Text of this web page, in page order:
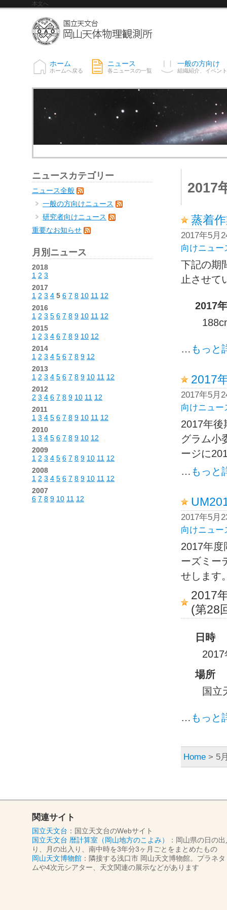
本文へ
ホーム
ホームへ戻る
ニュース
各ニュースの一覧
一般の方向け
組織紹介、イベン
2017
蒸着
2017年5月
向けニュー
下記の期
止させて
2017
… もっと
2017
2017年5月
向けニュー
2017年後
グラム小
ージに
… もっと
2017年5月
向けニュー
2017年度
ーズミー
せします
2017
(第28
日時
場所
国立
… もっと
Home > 5
ニュースカテゴリー
ニュース全般
一般の方向けニュース
研究者向けニュース
重要なお知らせ
月別ニュース
2018
1 2 3
2017
1 2 3 4 5 6 7 8 10 11 12
2016
1 2 3 5 6 7 8 9 10 11 12
2015
1 2 3 4 6 7 8 9 10 12
2014
1 2 3 4 5 6 7 8 9 12
2013
1 2 3 4 5 6 7 8 9 10 11 12
2012
2 3 4 6 7 8 9 10 11 12
2011
1 3 4 5 6 7 8 9 10 11 12
2010
1 3 4 5 6 7 8 9 10 12
2009
1 2 3 4 5 6 7 8 9 10 11 12
2008
1 2 3 4 5 6 7 8 9 10 11 12
2007
6 7 8 9 10 11 12
関連サイト
国立天文台 ：国立天文台のWebサイト
国立天文台 暦計算室（岡山地方のこよみ）
：岡山県の日の
り、月の出入り、南中時を3年分3ヶ月ごとをまとめたもの
岡山天文博物館 ：隣接する浅口市 岡山天文博物館。プラネタ
ムや4次元シアター、天文関連の展示などがあります